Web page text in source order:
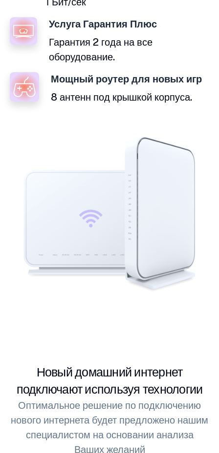
Услуга Гарантия Плюс
Гарантия 2 года на все
оборудование.
Мощный роутер для новых игр
8 антенн под крышкой корпуса.
Новый домашний интернет
подключают используя технологии
Оптимальное решение по подключению
нового интернета будет предложено нашим
специалистом на основании анализа
Ваших желаний